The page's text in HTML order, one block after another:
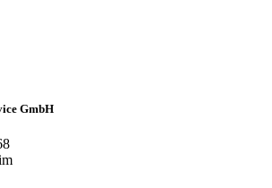
GmbH